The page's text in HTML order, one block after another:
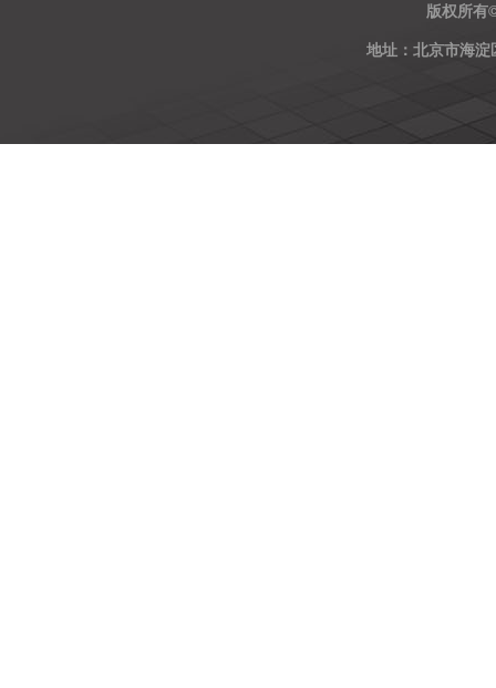
版权所有
地址：北京市海